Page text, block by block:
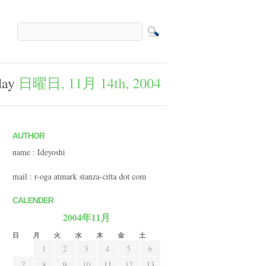
日曜日, 11月 14th, 2004
AUTHOR
name : Ideyoshi
mail : r-oga atmark stanza-citta dot com
CALENDER
2004年11月
日 月 火 水 木 金 土
1 2 3 4 5
6